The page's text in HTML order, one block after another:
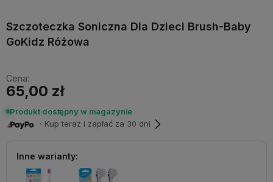
Szczoteczka Soniczna Dla Dzieci Brush-Baby
GoKidz Różowa
Cena:
65,00 zł
Produkt dostępny w magazynie
・Kup teraz i zapłać za 30 dni
Inne warianty: